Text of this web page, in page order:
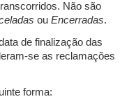
Não são
ou Encerradas.
de finalização das
se as reclamações
forma: